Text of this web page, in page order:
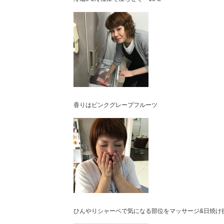
香りはピンクグレープフルーツ
ひんやりシャーベで気になる部位をマッサージ&日焼